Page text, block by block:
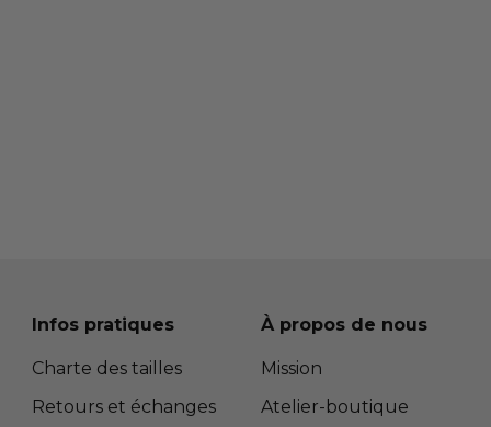
Infos pratiques
Charte des tailles
Retours et échanges
À propos de nous
Mission
Atelier-boutique